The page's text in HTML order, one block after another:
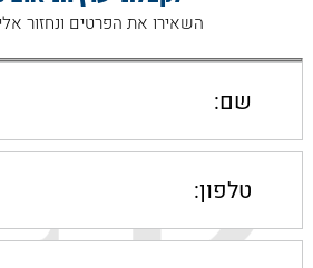
השאירו את הפרטים ונחזור